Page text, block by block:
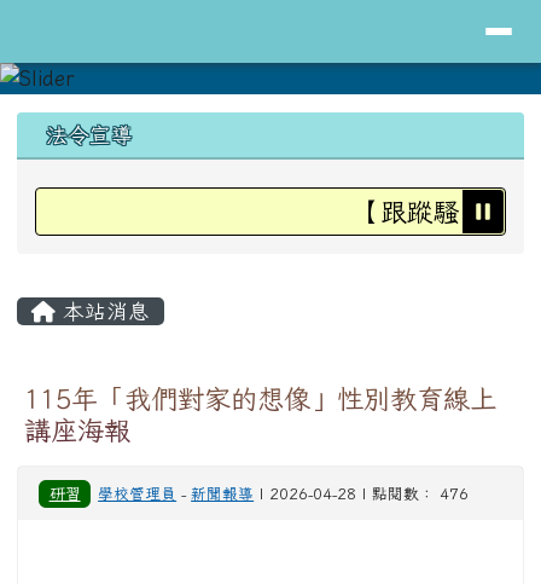
上中區域內容
法令宣導
【跟蹤騷擾防
本站消息
115年「我們對家的想像」性別教育線上
講座海報
研習 學校管理員 -新聞報導 | 2026-04-28 | 點閱數： 476
頁尾區域